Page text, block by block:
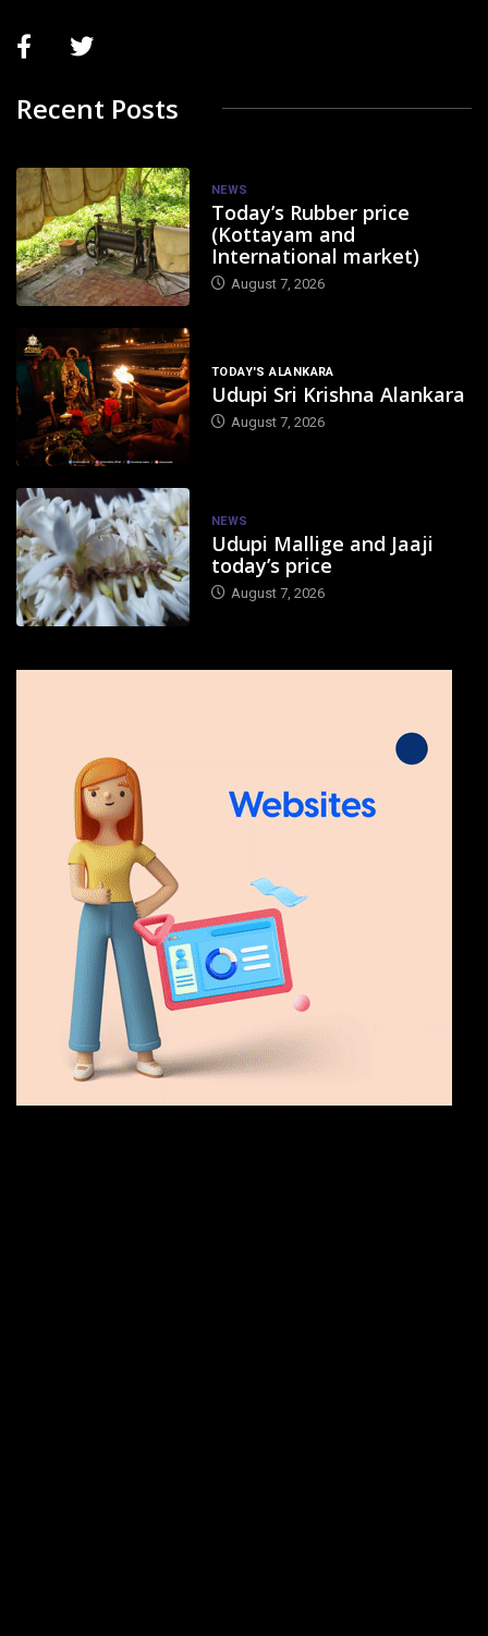
Recent Posts
NEWS
Today’s Rubber price
(Kottayam and
International market)
August 7, 2026
TODAY'S ALANKARA
Udupi Sri Krishna Alankara
August 7, 2026
NEWS
Udupi Mallige and Jaaji
today’s price
August 7, 2026